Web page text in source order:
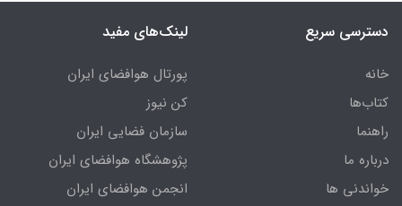
دسترسی سریع
خانه
کتاب‌ها
راهنما
درباره ما
خواندنی ها
لینک‌های مفید
پورتال هوافضای ایران
کن نیوز
سازمان فضایی ایران
پژوهشگاه هوافضای ایران
انجمن هوافضای ایران